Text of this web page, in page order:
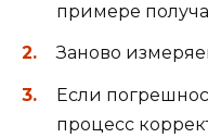
примере
Заново
Если
процесс